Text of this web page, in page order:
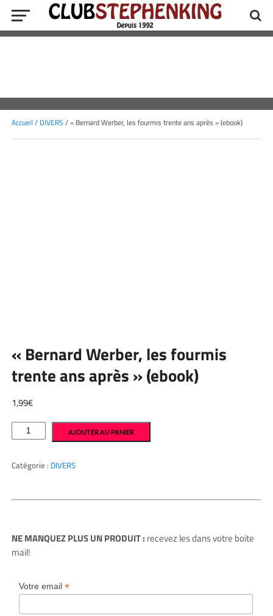
Accueil / DIVERS / « Bernard Werber, les fourmis trente ans après » (ebook)
« Bernard Werber, les fourmis
trente ans après » (ebook)
1,99€
quantité
de
les
fourmis
après"
AJOUTER AU PANIER
Catégorie : DIVERS
NE MANQUEZ PLUS UN PRODUIT : recevez les dans votre boite
mail!
Votre email *